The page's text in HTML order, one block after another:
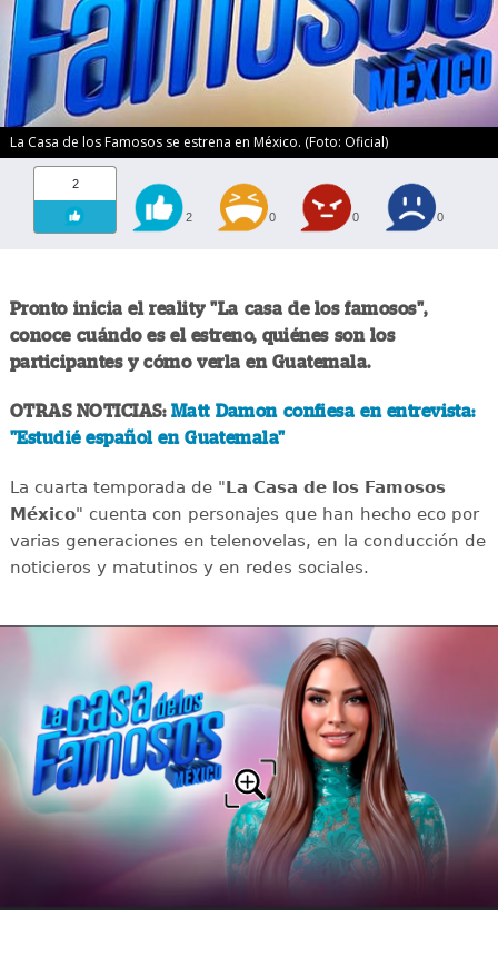
La Casa de los Famosos se estrena en México. (Foto: Oficial)
2
2 0 0 0
Pronto inicia el reality "La casa de los famosos",
conoce cuándo es el estreno, quiénes son los
participantes y cómo verla en Guatemala.
OTRAS NOTICIAS: Matt Damon confiesa en entrevista:
"Estudié español en Guatemala"
La cuarta temporada de "La Casa de los Famosos
México" cuenta con personajes que han hecho eco por
varias generaciones en telenovelas, en la conducción de
noticieros y matutinos y en redes sociales.